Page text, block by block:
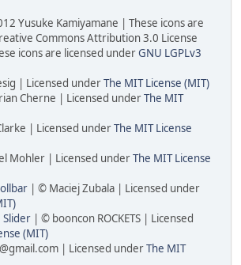
Yusuke Kamiyamane | These icons are
Commons Attribution 3.0 License
icons are licensed underGNU LGPLv3
| Licensed underThe MIT License (MIT)
Cherne | Licensed underThe MIT
| Licensed underThe MIT License
Mohler | Licensed underThe MIT License
| © Maciej Zubala | Licensed under
Slider | © booncon ROCKETS | Licensed
(MIT)
| Licensed underThe MIT